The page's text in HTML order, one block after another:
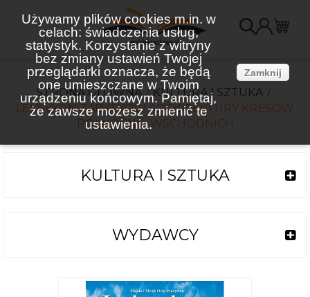
Używamy plików cookies m.in. w
celach: świadczenia usług,
statystyk. Korzystanie z witryny
bez zmiany ustawień Twojej
przeglądarki oznacza, że będą
one umieszczane w Twoim
urządzeniu końcowym. Pamiętaj,
że zawsze możesz zmienić te
ustawienia.
Zamknij
STRONA GŁÓWNA
KULTURA I SZTUKA
LEKSYKON ZABYTKÓW ARCHITEKTURY KRESÓW
PÓŁNOCNO-WSCHODNICH
KULTURA I SZTUKA
WYDAWCY